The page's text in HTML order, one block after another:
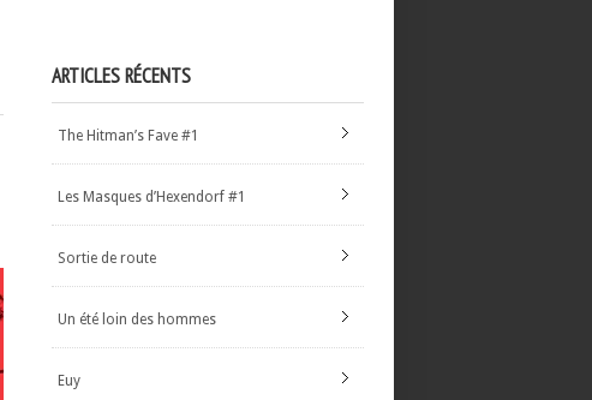
ARTICLES RÉCENTS
The Hitman’s Fave #1
Les Masques d’Hexendorf #1
Sortie de route
Un été loin des hommes
Euy